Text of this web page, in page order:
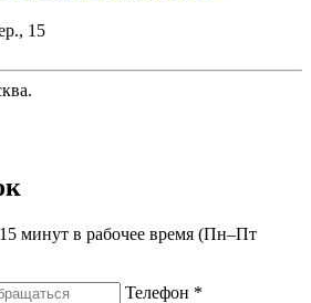
15
минут в рабочее время (Пн–Пт
Телефон *